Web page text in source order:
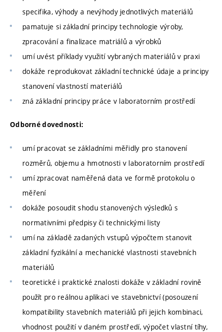
specifika, výhody a nevýhody jednotlivých materiálů
pamatuje si základní principy technologie výroby,
zpracování a finalizace matriálů a výrobků
umí uvést příklady využití vybraných materiálů v praxi
dokáže reprodukovat základní technické údaje a principy
stanovení vlastností materiálů
zná základní principy práce v laboratorním prostředí
Odborné dovednosti:
umí pracovat se základními měřidly pro stanovení
rozměrů, objemu a hmotnosti v laboratorním prostředí
umí zpracovat naměřená data ve formě protokolu o
měření
dokáže posoudit shodu stanovených výsledků s
normativními předpisy či technickými listy
umí na základě zadaných vstupů výpočtem stanovit
základní fyzikální a mechanické vlastnosti stavebních
materiálů
teoretické i praktické znalosti dokáže v základní rovině
použít pro reálnou aplikaci ve stavebnictví (posouzení
kompatibility stavebních materiálů při jejich kombinaci,
vhodnost použití v daném prostředí, výpočet vlastní tíhy,